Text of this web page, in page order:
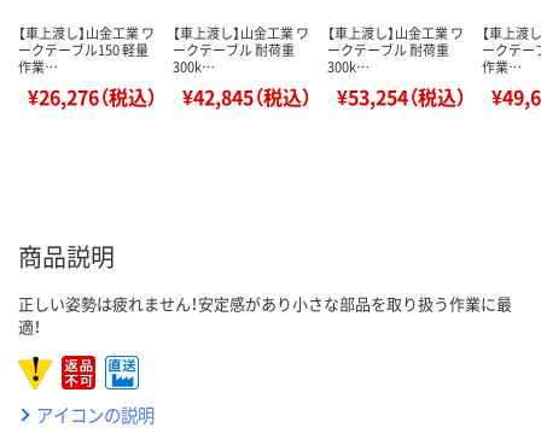
【車上渡し】山金工業 ワ
ークテーブル150 軽量
作業…
¥26,276（税込）
【車上渡し】山金工業 ワ
ークテーブル 耐荷重
300k…
¥42,845（税込）
【車上渡し】山金工業 ワ
ークテーブル 耐荷重
300k…
¥53,254（税込）
【車上渡
ークテー
作業…
商品説明
正しい姿勢は疲れません！安定感があり小さな部品を取り扱う作業に最
適！
アイコンの説明